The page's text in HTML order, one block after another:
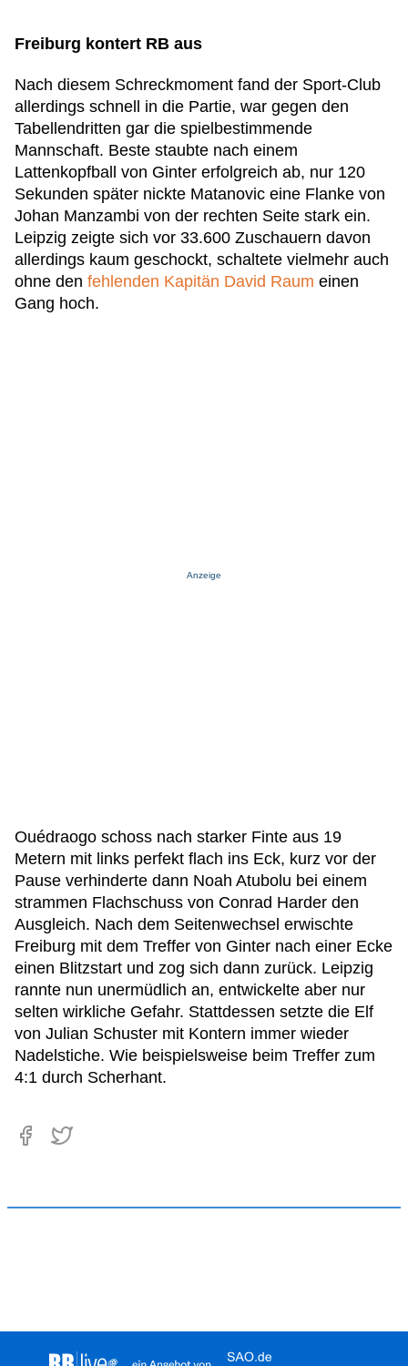
Freiburg kontert RB aus
Nach diesem Schreckmoment fand der Sport-Club
allerdings schnell in die Partie, war gegen den
Tabellendritten gar die spielbestimmende
Mannschaft. Beste staubte nach einem
Lattenkopfball von Ginter erfolgreich ab, nur 120
Sekunden später nickte Matanovic eine Flanke von
Johan Manzambi von der rechten Seite stark ein.
Leipzig zeigte sich vor 33.600 Zuschauern davon
allerdings kaum geschockt, schaltete vielmehr auch
ohne den fehlenden Kapitän David Raum einen
Gang hoch.
Anzeige
Ouédraogo schoss nach starker Finte aus 19
Metern mit links perfekt flach ins Eck, kurz vor der
Pause verhinderte dann Noah Atubolu bei einem
strammen Flachschuss von Conrad Harder den
Ausgleich. Nach dem Seitenwechsel erwischte
Freiburg mit dem Treffer von Ginter nach einer Ecke
einen Blitzstart und zog sich dann zurück. Leipzig
rannte nun unermüdlich an, entwickelte aber nur
selten wirkliche Gefahr. Stattdessen setzte die Elf
von Julian Schuster mit Kontern immer wieder
Nadelstiche. Wie beispielsweise beim Treffer zum
4:1 durch Scherhant.